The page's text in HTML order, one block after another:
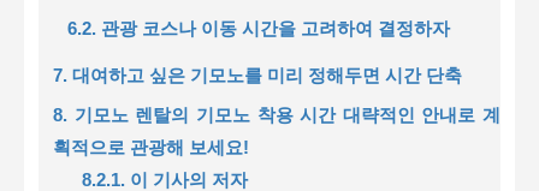
6.2. 관광 코스나 이동 시간을 고려하여 결정하자
7. 대여하고 싶은 기모노를 미리 정해두면 시간 단축
8. 기모노 렌탈의 기모노 착용 시간 대략적인 안내로 계
획적으로 관광해 보세요!
8.2.1. 이 기사의 저자